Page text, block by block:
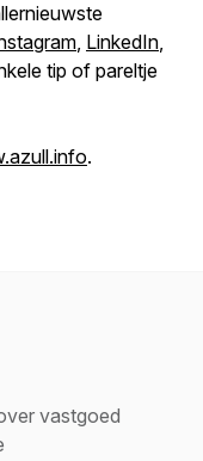
, LinkedIn,
tip of pareltje
.
vastgoed